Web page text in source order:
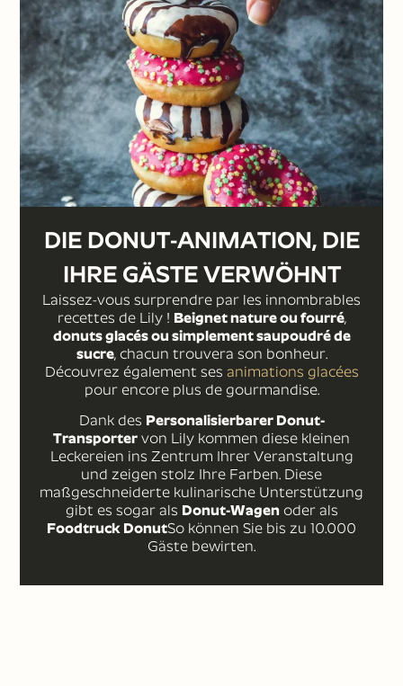
DIE DONUT-ANIMATION, DIE
IHRE GÄSTE VERWÖHNT
Laissez-vous surprendre par les innombrables
recettes de Lily ! Beignet nature ou fourré,
donuts glacés ou simplement saupoudré de
sucre, chacun trouvera son bonheur.
Découvrez également ses animations glacées
pour encore plus de gourmandise.
Dank des Personalisierbarer Donut-
Transporter von Lily kommen diese kleinen
Leckereien ins Zentrum Ihrer Veranstaltung
und zeigen stolz Ihre Farben. Diese
maßgeschneiderte kulinarische Unterstützung
gibt es sogar als Donut-Wagen oder als
Foodtruck DonutSo können Sie bis zu 10.000
Gäste bewirten.